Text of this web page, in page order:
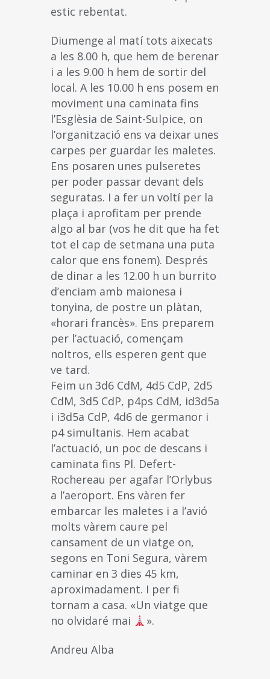
estic rebentat.
Diumenge al matí tots aixecats
a les 8.00 h, que hem de berenar
i a les 9.00 h hem de sortir del
local. A les 10.00 h ens posem en
moviment una caminata fins
l’Esglèsia de Saint-Sulpice, on
l’organització ens va deixar unes
carpes per guardar les maletes.
Ens posaren unes pulseretes
per poder passar devant dels
seguratas. I a fer un voltí per la
plaça i aprofitam per prende
algo al bar (vos he dit que ha fet
tot el cap de setmana una puta
calor que ens fonem). Després
de dinar a les 12.00 h un burrito
d’enciam amb maionesa i
tonyina, de postre un plàtan,
«horari francès». Ens preparem
per l’actuació, començam
noltros, ells esperen gent que
ve tard.
Feim un 3d6 CdM, 4d5 CdP, 2d5
CdM, 3d5 CdP, p4ps CdM, id3d5a
i i3d5a CdP, 4d6 de germanor i
p4 simultanis. Hem acabat
l’actuació, un poc de descans i
caminata fins Pl. Defert-
Rochereau per agafar l’Orlybus
a l’aeroport. Ens vàren fer
embarcar les maletes i a l’avió
molts vàrem caure pel
cansament de un viatge on,
segons en Toni Segura, vàrem
caminar en 3 dies 45 km,
aproximadament. I per fi
tornam a casa. «Un viatge que
no olvidaré mai
».
Andreu Alba